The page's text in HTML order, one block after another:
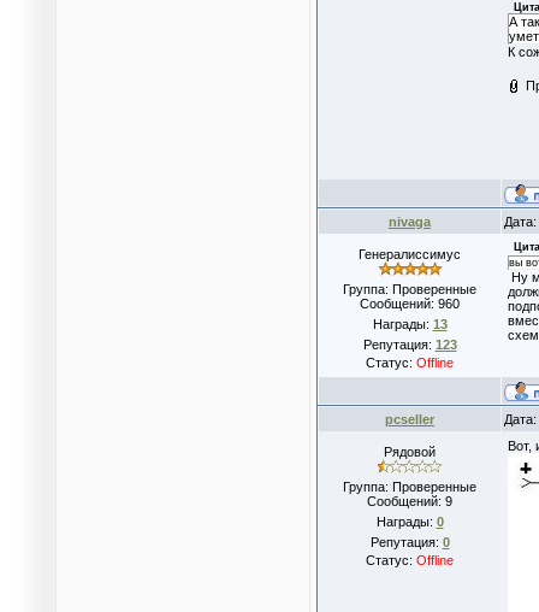
А
К
nivaga
Генералиссимус
Группа: Проверенные
Сообщений: 960
Награды: 13
Репутация: 123
Статус: Offline
вы
Ну
pcseller
Рядовой
Группа: Проверенные
Сообщений: 9
Награды: 0
Репутация: 0
Статус: Offline
Вот,